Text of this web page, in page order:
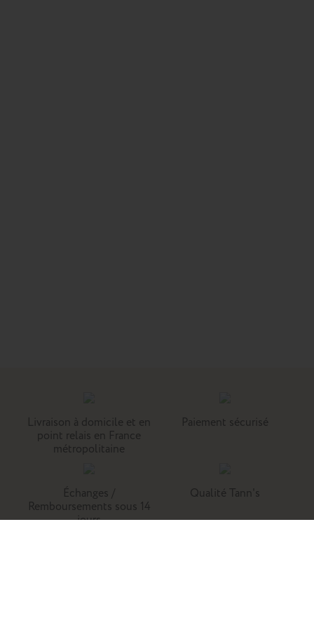
Livraison à domicile et en
point relais en France
métropolitaine
Paiement sécurisé
Échanges /
Remboursements sous 14
jours
Qualité Tann's